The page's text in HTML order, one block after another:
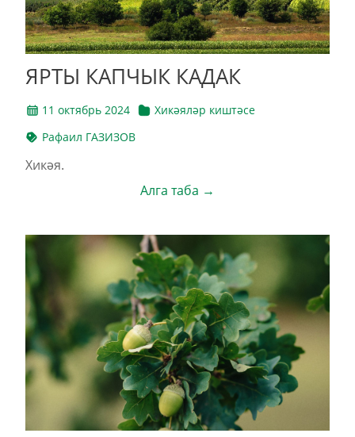
ЯРТЫ КАПЧЫК КАДАК
11 октябрь 2024
Хикәяләр киштәсе
Рафаил ГАЗИЗОВ
Хикәя.
Алга таба →